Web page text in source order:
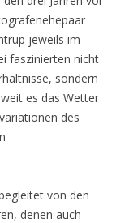
jeweils im
faszinierten nicht
sondern
es das Wetter
des
von den
denen auch